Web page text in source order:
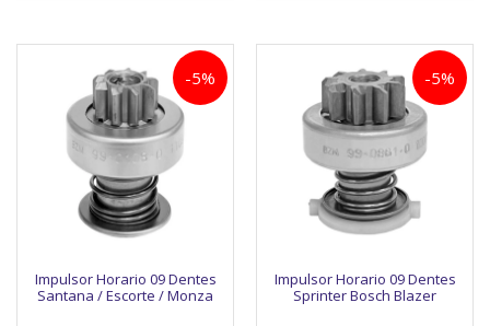
Impulsor Horario 09 Dentes
Santana / Escorte / Monza
-5%
Impulsor Horario 09 Dentes
Sprinter Bosch Blazer
-5%